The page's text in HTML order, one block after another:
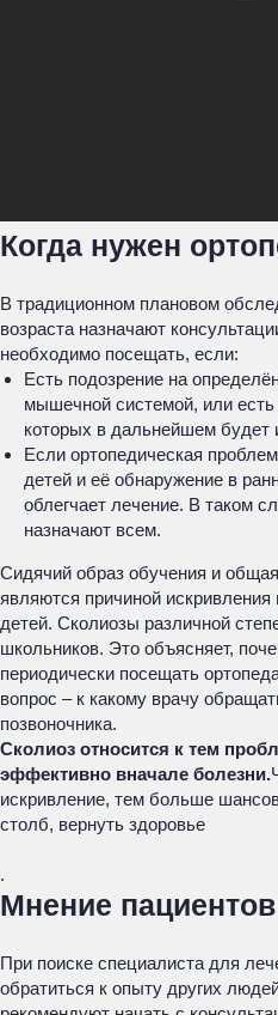
Когда нужен
В традиционном плановом
возраста назначают
необходимо посещать, если:
Есть подозрение на
мышечной системой, или
которых в дальнейшем будет
Если ортопедическая
детей и её обнаружение в
облегчает лечение. В таком
назначают всем.
Сидячий образ обучения и
являются причиной
детей. Сколиозы различной
школьников. Это объясняет,
периодически посещать
вопрос – к какому врачу
позвоночника.
Сколиоз относится к тем
эффективно вначале болезни.
искривление, тем больше
столб, вернуть здоровье
.
Мнение пациентов
При поиске специалиста для
обратиться к опыту других